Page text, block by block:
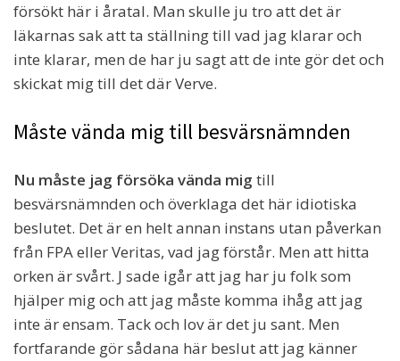
försökt här i åratal. Man skulle ju tro att det är
läkarnas sak att ta ställning till vad jag klarar och
inte klarar, men de har ju sagt att de inte gör det och
skickat mig till det där Verve.
Måste vända mig till besvärsnämnden
Nu måste jag försöka vända mig till
besvärsnämnden och överklaga det här idiotiska
beslutet. Det är en helt annan instans utan påverkan
från FPA eller Veritas, vad jag förstår. Men att hitta
orken är svårt. J sade igår att jag har ju folk som
hjälper mig och att jag måste komma ihåg att jag
inte är ensam. Tack och lov är det ju sant. Men
fortfarande gör sådana här beslut att jag känner